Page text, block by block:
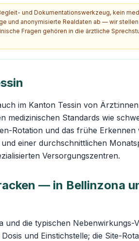
und Dokumentationswerkzeug, kein
und anonymisierte Realdaten ab — wir
Fragen gehören in die ärztliche
im Kanton Tessin von
medizinischen Standards wie
Rotation und das frühe
einer durchschnittlichen
Versorgungszentren.
— in Bellinzona
und die typischen Nebenwirkungs-
und Einstichstelle; die Site-